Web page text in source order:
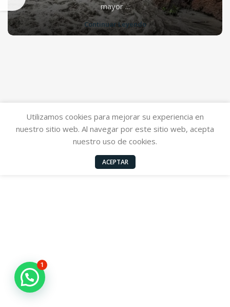
mayor ...
Continuar Leyendo
Utilizamos cookies para mejorar su experiencia en
nuestro sitio web. Al navegar por este sitio web, acepta
nuestro uso de cookies.
ACEPTAR
1